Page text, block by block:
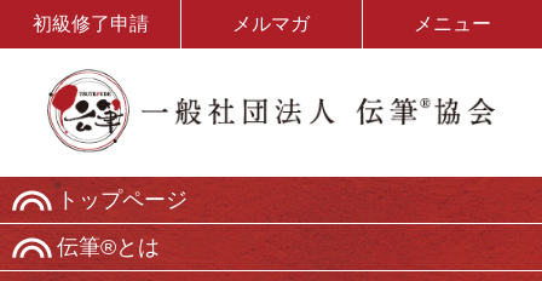
初級修了申請 メルマガ メニュー
トップページ
伝筆®とは